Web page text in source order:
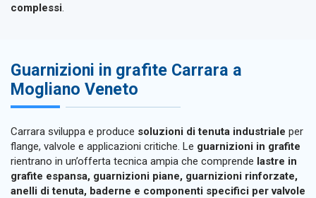
complessi.
Guarnizioni in grafite Carrara a
Mogliano Veneto
Carrara sviluppa e produce soluzioni di tenuta industriale per
flange, valvole e applicazioni critiche. Le guarnizioni in grafite
rientrano in un’offerta tecnica ampia che comprende lastre in
grafite espansa, guarnizioni piane, guarnizioni rinforzate,
anelli di tenuta, baderne e componenti specifici per valvole